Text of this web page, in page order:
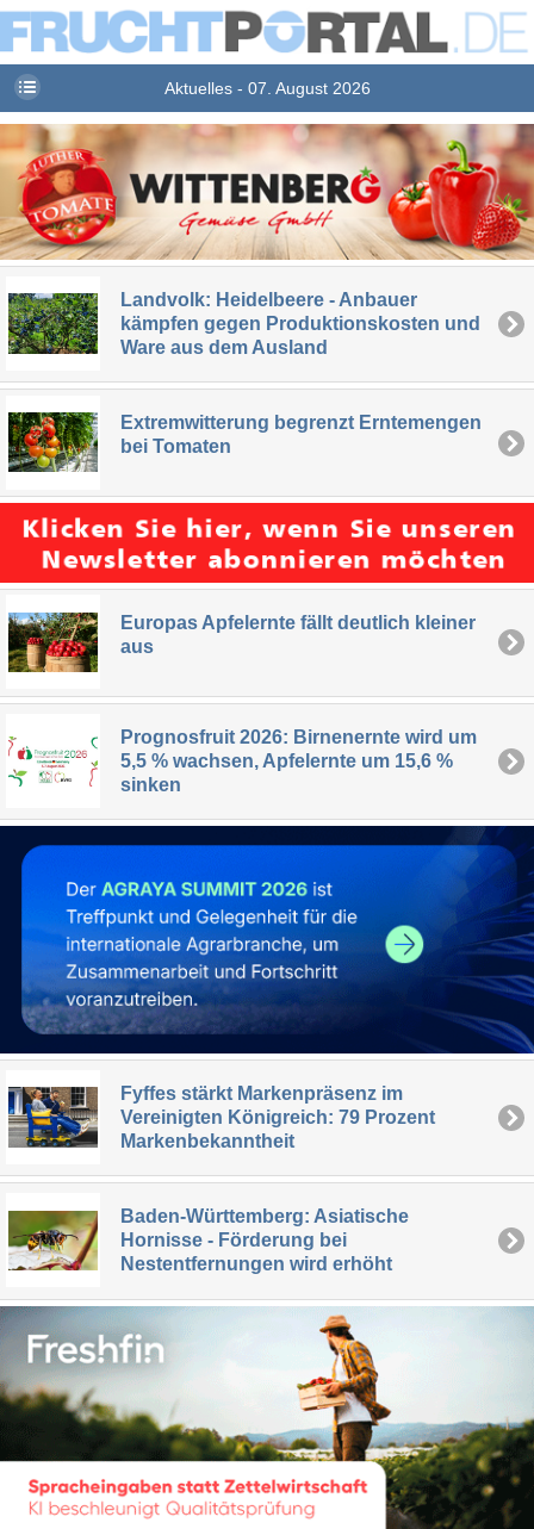
Aktuelles - 07. August 2026
Landvolk: Heidelbeere - Anbauer
kämpfen gegen Produktionskosten und
Ware aus dem Ausland
Extremwitterung begrenzt Erntemengen
bei Tomaten
Europas Apfelernte fällt deutlich kleiner
aus
Prognosfruit 2026: Birnenernte wird um
5,5 % wachsen, Apfelernte um 15,6 %
sinken
Fyffes stärkt Markenpräsenz im
Vereinigten Königreich: 79 Prozent
Markenbekanntheit
Baden-Württemberg: Asiatische
Hornisse - Förderung bei
Nestentfernungen wird erhöht